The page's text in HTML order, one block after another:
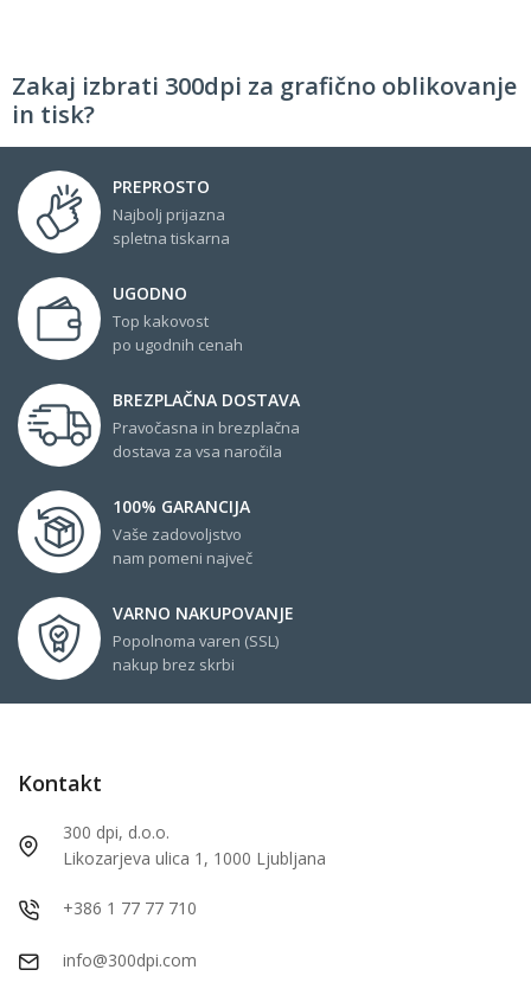
Zakaj izbrati 300dpi za grafično oblikovanje
in tisk?
PREPROSTO
Najbolj prijazna
spletna tiskarna
UGODNO
Top kakovost
po ugodnih cenah
BREZPLAČNA DOSTAVA
Pravočasna in brezplačna
dostava za vsa naročila
100% GARANCIJA
Vaše zadovoljstvo
nam pomeni največ
VARNO NAKUPOVANJE
Popolnoma varen (SSL)
nakup brez skrbi
Kontakt
300 dpi, d.o.o.
Likozarjeva ulica 1, 1000 Ljubljana
+386 1 77 77 710
info@300dpi.com